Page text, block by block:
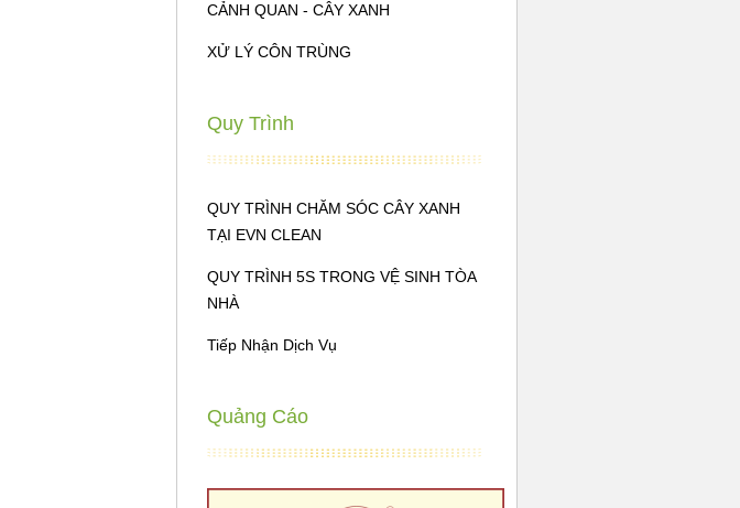
CẢNH QUAN - CÂY XANH
XỬ LÝ CÔN TRÙNG
Quy Trình
QUY TRÌNH CHĂM SÓC CÂY XANH
TẠI EVN CLEAN
QUY TRÌNH 5S TRONG VỆ SINH TÒA
NHÀ
Tiếp Nhận Dịch Vụ
Quảng Cáo